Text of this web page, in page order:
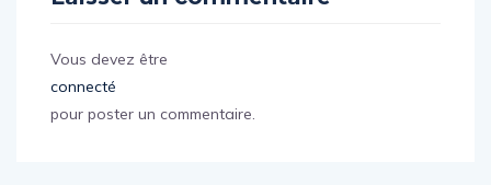
Vous devez être
connecté
pour poster un commentaire.